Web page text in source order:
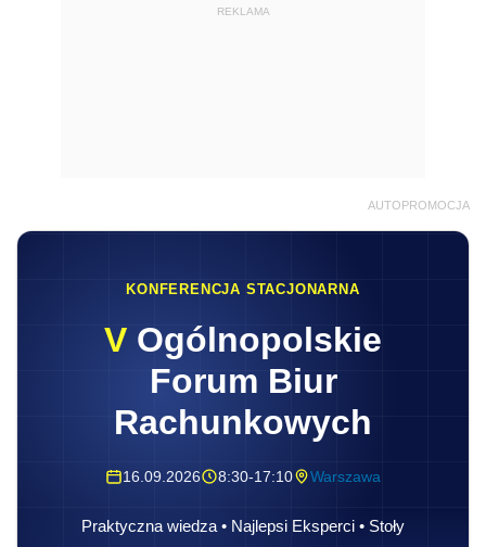
REKLAMA
AUTOPROMOCJA
KONFERENCJA STACJONARNA
V Ogólnopolskie
Forum Biur
Rachunkowych
16.09.2026 8:30-17:10 Warszawa
Praktyczna wiedza • Najlepsi Eksperci • Stoły